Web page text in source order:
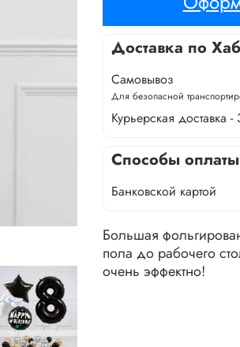
Доставка по
Самовывоз
Для безопасной
Курьерская доставка
Способы оплаты
Банковской картой
Большая
пола до рабочего
очень эффектно!